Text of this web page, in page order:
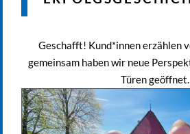
Geschafft! Kund*innen erzählen
gemeinsam haben wir neue
Türen geöffnet.
Erfolgsgeschichten